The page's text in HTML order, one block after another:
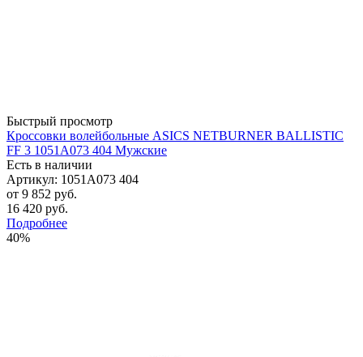
Быстрый просмотр
Кроссовки волейбольные ASICS NETBURNER BALLISTIC
FF 3 1051A073 404 Мужские
Есть в наличии
Артикул: 1051A073 404
от 9 852 руб.
16 420 руб.
Подробнее
40%